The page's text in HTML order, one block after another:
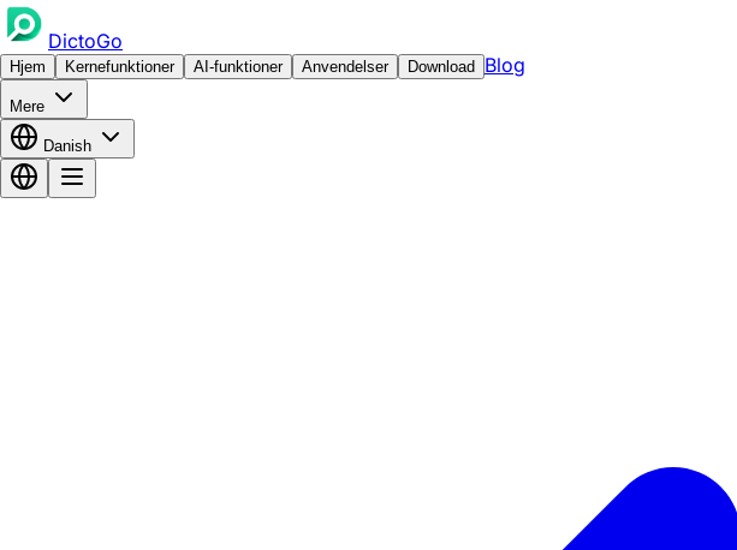
DictoGo
Hjem Kernefunktioner AI-funktioner Anvendelser Download Blog
Mere
Danish